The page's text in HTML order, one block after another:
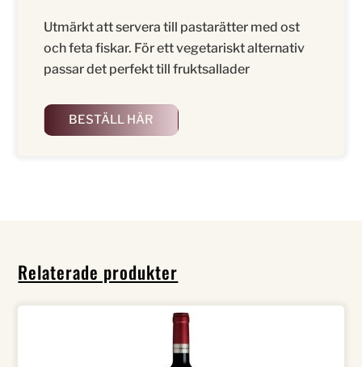
Utmärkt att servera till pastarätter med ost
och feta fiskar. För ett vegetariskt alternativ
passar det perfekt till fruktsallader
BESTÄLL HÄR
Relaterade produkter